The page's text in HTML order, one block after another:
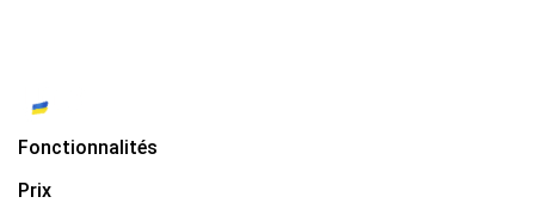
Fonctionnalités
Prix